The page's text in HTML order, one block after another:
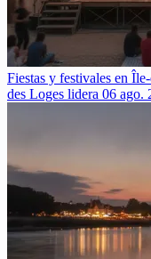
Fiestas y festivales en
des Loges lidera 06 ago.